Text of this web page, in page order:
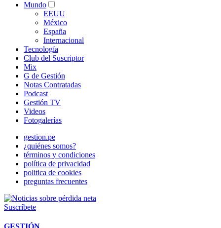
Mundo
EEUU
México
España
Internacional
Tecnología
Club del Suscriptor
Mix
G de Gestión
Notas Contratadas
Podcast
Gestión TV
Videos
Fotogalerías
gestion.pe
¿quiénes somos?
términos y condiciones
política de privacidad
politica de cookies
preguntas frecuentes
Suscríbete